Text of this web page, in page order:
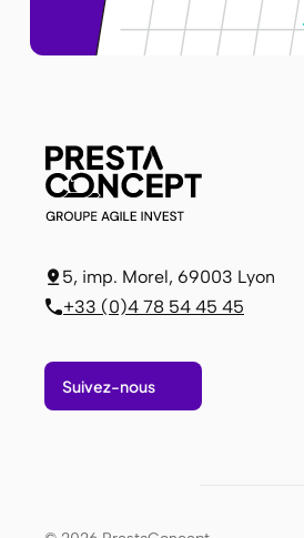
5, imp. Morel, 69003 Lyon
+33 (0)4 78 54 45 45
Suivez-nous